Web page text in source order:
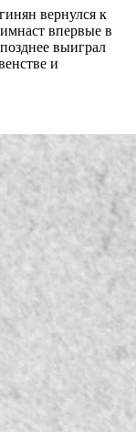
вернулся к
впервые в
выиграл
и